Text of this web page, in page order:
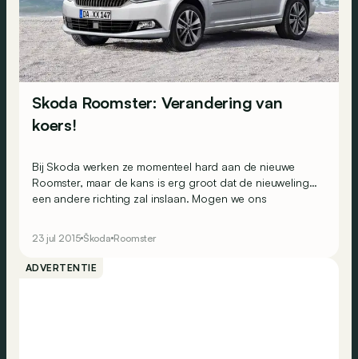
Skoda Roomster: Verandering van
koers!
Bij Skoda werken ze momenteel hard aan de nieuwe
Roomster, maar de kans is erg groot dat de nieuweling
een andere richting zal inslaan. Mogen we ons
de gezinsversie van de Volkswagen Caddy is?
23 jul 2015 Škoda Roomster
ADVERTENTIE